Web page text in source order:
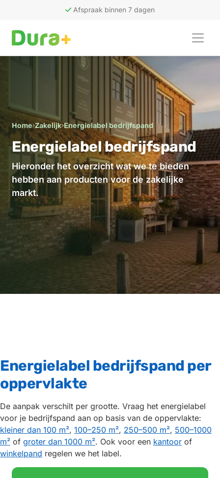
Afspraak binnen 7 dagen
Home›Zakelijk›Energielabel bedrijfspand
Energielabel bedrijfspand
Hieronder het overzicht wat we te bieden
hebben aan producten voor de zakelijke
markt.
Energielabel bedrijfspand per
oppervlakte
De aanpak verschilt per grootte. Vraag het energielabel
voor je bedrijfspand aan op basis van de oppervlakte:
kleiner dan 100 m², 100–250 m², 250–500 m², 500–1000
m² of groter dan 1000 m². Ook voor een kantoor of
winkelpand regelen we het label.